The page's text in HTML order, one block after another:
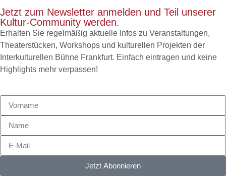
Jetzt zum Newsletter anmelden und Teil unserer
Kultur-Community werden.
Erhalten Sie regelmäßig aktuelle Infos zu Veranstaltungen,
Theaterstücken, Workshops und kulturellen Projekten der
Interkulturellen Bühne Frankfurt. Einfach eintragen und keine
Highlights mehr verpassen!
Jetzt Abonnieren